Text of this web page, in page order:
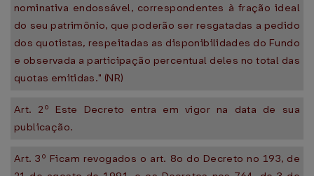
nominativa endossável, correspondentes à fração ideal
do seu patrimônio, que poderão ser resgatadas a pedido
dos quotistas, respeitadas as disponibilidades do Fundo
e observada a participação percentual deles no total das
quotas emitidas." (NR)
Art. 2º Este Decreto entra em vigor na data de sua
publicação.
Art. 3º Ficam revogados o art. 8o do Decreto no 193, de